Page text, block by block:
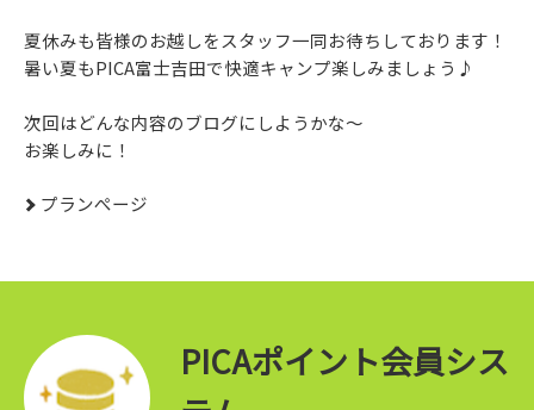
夏休みも皆様のお越しをスタッフ一同お待ちしております！
暑い夏もPICA富士吉田で快適キャンプ楽しみましょう♪
次回はどんな内容のブログにしようかな～
お楽しみに！
プランぺージ
PICAポイント会員シス